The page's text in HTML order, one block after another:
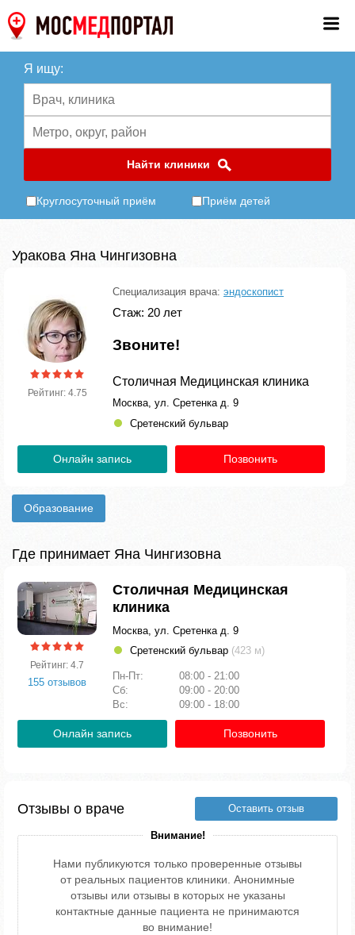
Я ищу:
Найти клиники
Круглосуточный приём Приём детей
Уракова Яна Чингизовна
Рейтинг: 4.75
Специализация врача: эндоскопист
Стаж: 20 лет
Звоните!
Столичная Медицинская клиника
Москва, ул. Сретенка д. 9
Сретенский бульвар
Онлайн запись Позвонить
Образование
Где принимает Яна Чингизовна
Рейтинг: 4.7
155 отзывов
Столичная Медицинская
клиника
Москва, ул. Сретенка д. 9
Сретенский бульвар (423 м)
Пн-Пт:
08:00 - 21:00
Сб:
09:00 - 20:00
Вс:
09:00 - 18:00
Онлайн запись Позвонить
Отзывы о враче Оставить отзыв
Внимание!
Нами публикуются только проверенные отзывы
от реальных пациентов клиники. Анонимные
отзывы или отзывы в которых не указаны
контактные данные пациента не принимаются
во внимание!